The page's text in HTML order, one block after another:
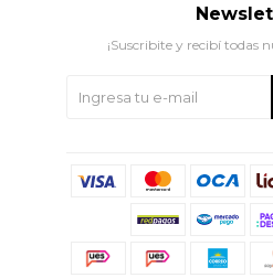
¡Suscribite y recibí todas